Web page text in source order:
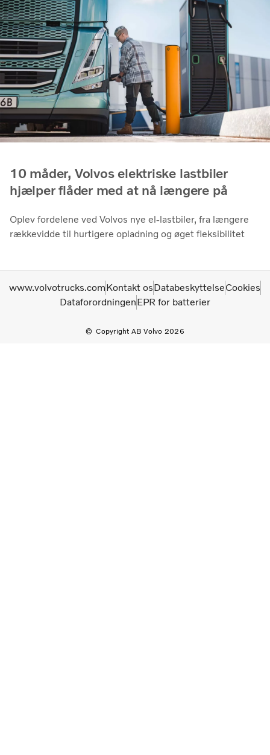
10 måder, Volvos elektriske lastbiler
hjælper flåder med at nå længere på
Oplev fordelene ved Volvos nye el-lastbiler, fra længere
rækkevidde til hurtigere opladning og øget fleksibilitet
Copyright AB Volvo 2026
www.volvotrucks.comKontakt osDatabeskyttelseCookies
DataforordningenEPR for batterier